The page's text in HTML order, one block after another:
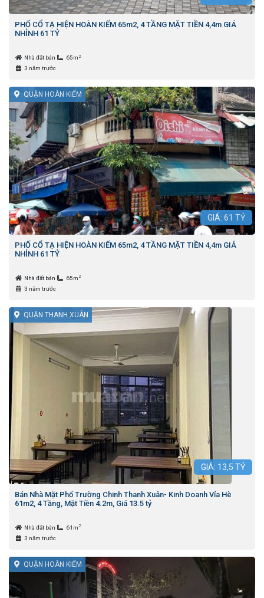
PHỐ CỔ TẠ HIỆN HOÀN KIẾM 65m2, 4 TẦNG MẶT TIỀN 4,4m GIÁ
NHỈNH 61 TỶ
Nhà đất bán 65m 2
3 năm trước
QUẬN HOÀN KIẾM
GIÁ: 61 TỶ
PHỐ CỔ TẠ HIỆN HOÀN KIẾM 65m2, 4 TẦNG MẶT TIỀN 4,4m GIÁ
NHỈNH 61 TỶ
Nhà đất bán 65m 2
3 năm trước
QUẬN THANH XUÂN
GIÁ: 13,5 TỶ
Bán Nhà Mặt Phố Trường Chinh Thanh Xuân- Kinh Doanh Vỉa Hè
61m2, 4 Tầng, Mặt Tiền 4.2m, Giá 13.5 tỷ
Nhà đất bán 61m 2
3 năm trước
QUẬN HOÀN KIẾM